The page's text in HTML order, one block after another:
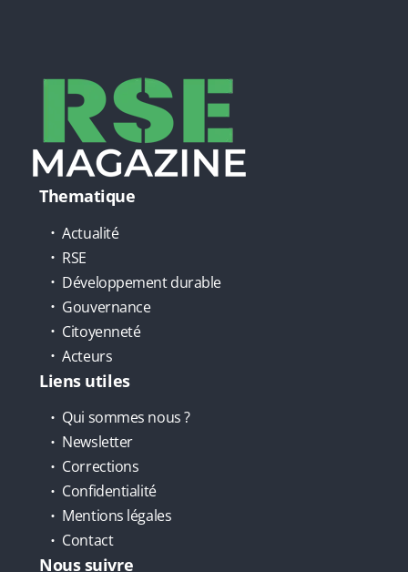
Thematique
Actualité
RSE
Développement durable
Gouvernance
Citoyenneté
Acteurs
Liens utiles
Qui sommes nous ?
Newsletter
Corrections
Confidentialité
Mentions légales
Contact
Nous suivre